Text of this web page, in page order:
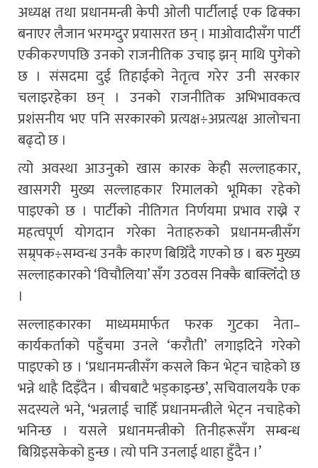
अध्यक्ष तथा प्रधानमन्त्री केपी ओली पार्टीलाई एक ढिक्का
बनाएर लैजान भरमग्दुर प्रयासरत छन् । माओवादीसँग पार्टी
एकीकरणपछि उनको राजनीतिक उचाइ झन् माथि पुगेको
छ । संसदमा दुई तिहाईको नेतृत्व गरेर उनी सरकार
चलाइरहेका छन् । उनको राजनीतिक अभिभावकत्व
प्रशंसनीय भए पनि सरकारको प्रत्यक्ष÷अप्रत्यक्ष आलोचना
बढ्दो छ ।
त्यो अवस्था आउनुको खास कारक केही सल्लाहकार,
खासगरी मुख्य सल्लाहकार रिमालको भूमिका रहेको
पाइएको छ । पार्टीको नीतिगत निर्णयमा प्रभाव राख्ने र
महत्वपूर्ण योगदान गरेका नेताहरुको प्रधानमन्त्रीसँग
सम्र्पक÷सम्वन्ध उनकै कारण बिग्रिँदै गएको छ । बरु मुख्य
सल्लाहकारको ‘विचौलिया’ सँग उठवस निक्कै बाक्लिँदो छ
।
सल्लाहकारका माध्यममार्फत फरक गुटका नेता–
कार्यकर्ताको पहुँचमा उनले ‘करौती’ लगाइदिने गरेको
पाइएको छ । ‘प्रधानमन्त्रीसँग कसले किन भेट्न चाहेको छ
भन्ने थाहै दिइँदैन । बीचबाटै भड्काइन्छ’, सचिवालयकै एक
सदस्यले भने, ‘भन्नलाई चाहिँ प्रधानमन्त्रीले भेट्न नचाहेको
भनिन्छ । यसले प्रधानमन्त्रीको तिनीहरूसँग सम्बन्ध
बिग्रिइसकेको हुन्छ । त्यो पनि उनलाई थाहा हुँदैन ।’